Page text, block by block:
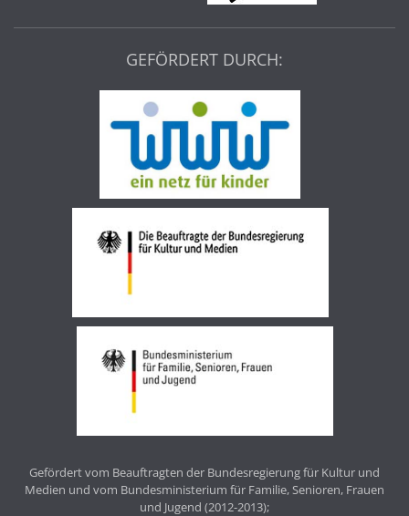
GEFÖRDERT DURCH:
Gefördert vom Beauftragten der Bundesregierung für Kultur und
Medien und vom Bundesministerium für Familie, Senioren, Frauen
und Jugend (2012-2013);